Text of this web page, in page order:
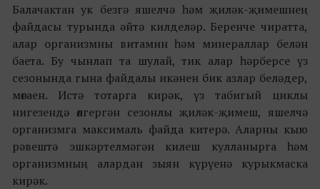
Балачактан ук безгә яшелчә һәм җиләк-җимешнең
файдасы турында әйтә килделәр. Беренче чиратта,
алар организмны витамин һәм минераллар белән
баета. Бу чынлап та шулай, тик алар һәрберсе үз
сезонында гына файдалы икәнен бик азлар беләдер,
мөгаен. Истә тотарга кирәк, үз табигый циклы
нигезендә өлгергән сезонлы җиләк-җимеш, яшелчә
организмга максималь файда китерә. Аларны кыю
рәвештә эшкәртелмәгән килеш кулланырга һәм
организмның алардан зыян күрүенә курыкмаска
кирәк.